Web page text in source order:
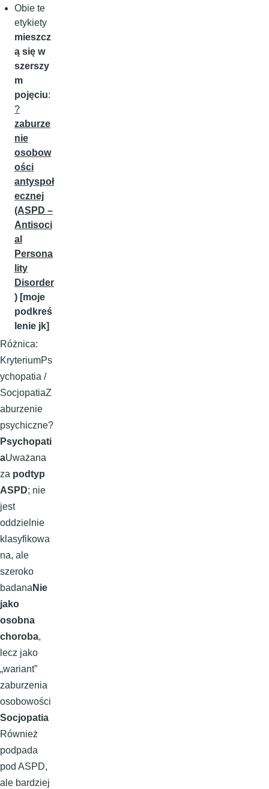
Obie te
etykiety
mieszcz
ą się w
szerszy
m
pojęciu:
?
zaburze
nie
osobow
ości
antyspoł
ecznej
(ASPD –
Antisoci
al
Persona
lity
Disorder
) [moje
podkreś
lenie jk]
Różnica:
KryteriumPs
ychopatia /
SocjopatiaZ
aburzenie
psychiczne?
Psychopati
aUważana
za podtyp
ASPD; nie
jest
oddzielnie
klasyfikowa
na, ale
szeroko
badanaNie
jako
osobna
choroba,
lecz jako
„wariant”
zaburzenia
osobowości
Socjopatia
Również
podpada
pod ASPD,
ale bardziej